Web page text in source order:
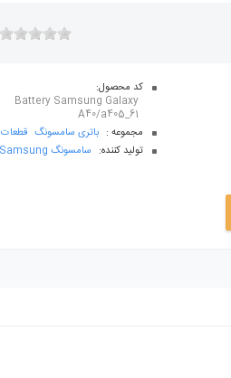
کد محصول:
Battery Samsung Galaxy
A40/a405_61
مجموعه : باتری سامسونگ قطعات
توليد کننده: سامسونگ Samsung